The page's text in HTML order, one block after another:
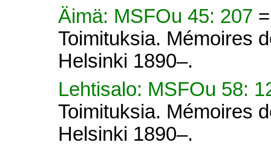
Äimä: MSFOu 45: 207
Toimituksia. Mémoires
Helsinki 1890–.
Lehtisalo: MSFOu 58:
Toimituksia. Mémoires
Helsinki 1890–.